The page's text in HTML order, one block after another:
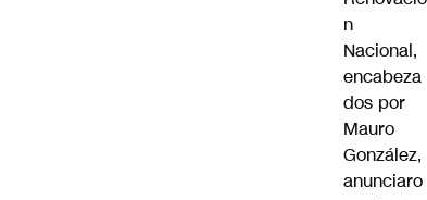
n
Nacional,
encabeza
dos por
Mauro
González,
anunciaro